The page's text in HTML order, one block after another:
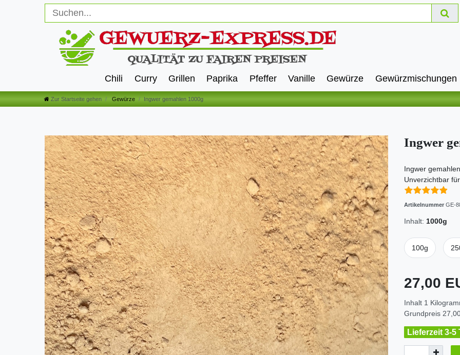
Chili Curry Grillen Paprika Pfeffer Vanille Gewürze Gewürzmischungen
Zur Startseite gehen Gewürze Ingwer gemahlen 1000g
Ingwer
Ingwer
Unverzichtbar
Artikelnummer GE-
Inhalt: 1000g
100g
27,00
Inhalt 1
Grundpreis
Lieferzeit 3-5